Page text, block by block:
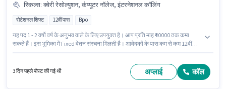
स्किल्स: क्वेरी रेसोल्युशन, कंप्यूटर नॉलेज, इंटरनेशनल कॉलिंग
रोटेशनल शिफ्ट 12वीं पास Bpo
यह पद 1 - 2 वर्षो वर्ष के अनुभव वाले के लिए उपयुक्त है। आप प्रति माह ₹40000 तक कमा
सकते हैं। इस भूमिका में Fixed वेतन संरचना मिलती है। आवेदकों के पास कम से कम 12वीं
इंटरनेशनल कॉलिंग, क्वेरी रेसोल्युशन जैसी स्किल्स होनी चाहिए।
3 दिन पहले पोस्ट की गई थी अप्लाई कॉल